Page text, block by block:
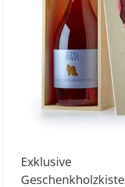
Exklusive
Geschenkholzkiste